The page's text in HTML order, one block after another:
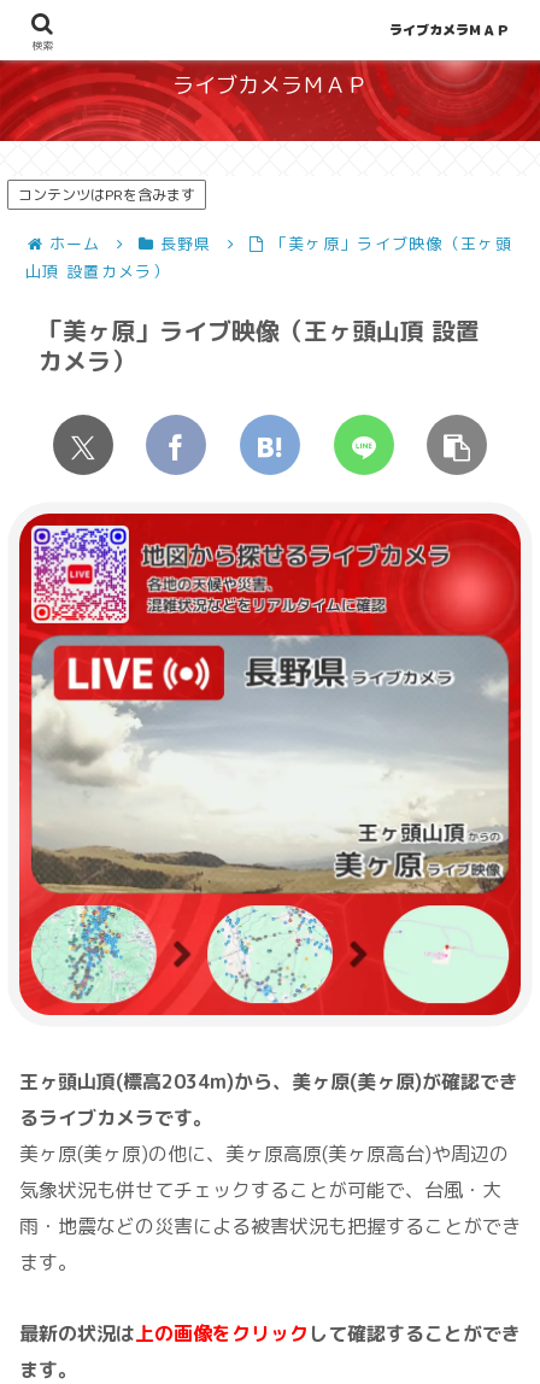
地図から探せる！天候や災害、混雑状況の把握に
ライブカメラＭＡＰ
コンテンツはPRを含みます
ホーム 長野県
「美ヶ原」ライブ映像（王ヶ頭
山頂 設置カメラ）
「美ヶ原」ライブ映像（王ヶ頭山頂 設置
カメラ）
王ヶ頭山頂(標高2034m)から、美ヶ原(美ヶ原)が確認でき
るライブカメラです。
美ヶ原(美ヶ原)の他に、美ヶ原高原(美ヶ原高台)や周辺の
気象状況も併せてチェックすることが可能で、台風・大
雨・地震などの災害による被害状況も把握することができ
ます。
最新の状況は上の画像をクリック して確認することができ
ます。
検索
ライブカメラＭＡＰ